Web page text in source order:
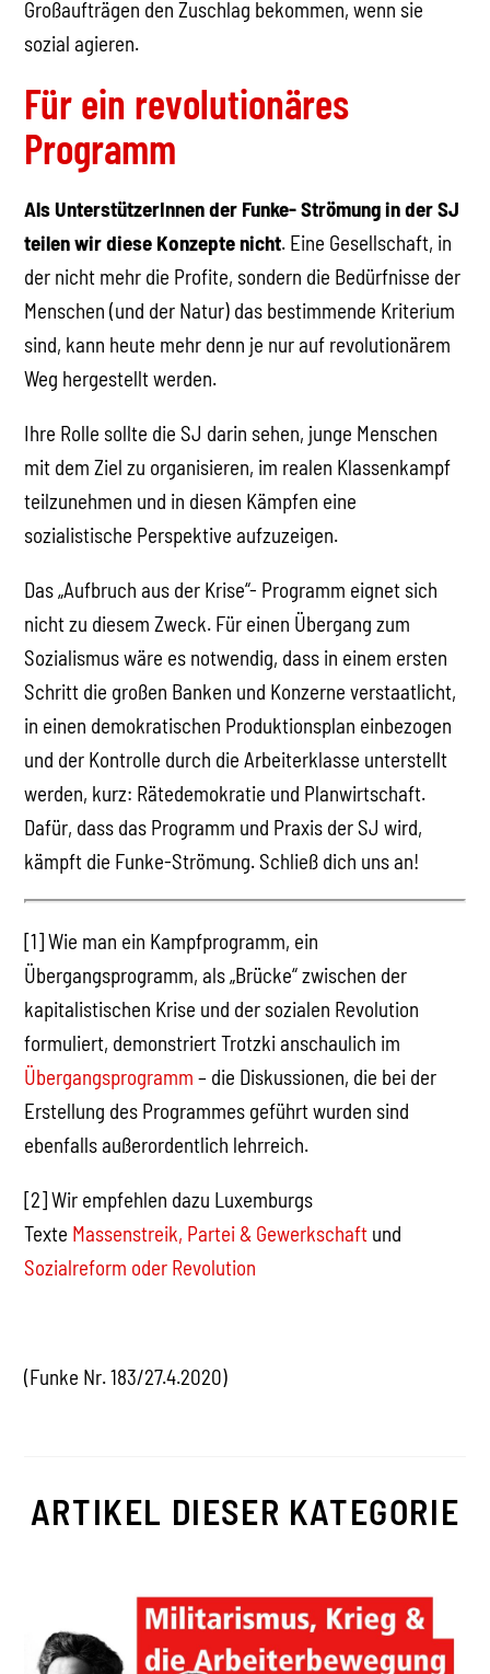
Großaufträgen den Zuschlag bekommen, wenn sie
sozial agieren.
Für ein revolutionäres
Programm
Als UnterstützerInnen der Funke- Strömung in der SJ
teilen wir diese Konzepte nicht. Eine Gesellschaft, in
der nicht mehr die Profite, sondern die Bedürfnisse der
Menschen (und der Natur) das bestimmende Kriterium
sind, kann heute mehr denn je nur auf revolutionärem
Weg hergestellt werden.
Ihre Rolle sollte die SJ darin sehen, junge Menschen
mit dem Ziel zu organisieren, im realen Klassenkampf
teilzunehmen und in diesen Kämpfen eine
sozialistische Perspektive aufzuzeigen.
Das „Aufbruch aus der Krise“- Programm eignet sich
nicht zu diesem Zweck. Für einen Übergang zum
Sozialismus wäre es notwendig, dass in einem ersten
Schritt die großen Banken und Konzerne verstaatlicht,
in einen demokratischen Produktionsplan einbezogen
und der Kontrolle durch die Arbeiterklasse unterstellt
werden, kurz: Rätedemokratie und Planwirtschaft.
Dafür, dass das Programm und Praxis der SJ wird,
kämpft die Funke-Strömung. Schließ dich uns an!
[1] Wie man ein Kampfprogramm, ein
Übergangsprogramm, als „Brücke“ zwischen der
kapitalistischen Krise und der sozialen Revolution
formuliert, demonstriert Trotzki anschaulich im
Übergangsprogramm – die Diskussionen, die bei der
Erstellung des Programmes geführt wurden sind
ebenfalls außerordentlich lehrreich.
[2] Wir empfehlen dazu Luxemburgs
Texte Massenstreik, Partei & Gewerkschaft und
Sozialreform oder Revolution
(Funke Nr. 183/27.4.2020)
ARTIKEL DIESER KATEGORIE